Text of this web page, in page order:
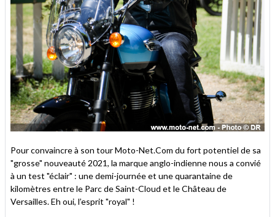
Pour convaincre à son tour Moto-Net.Com du fort potentiel de sa
"grosse" nouveauté 2021, la marque anglo-indienne nous a convié
à un test "éclair" : une demi-journée et une quarantaine de
kilomètres entre le Parc de Saint-Cloud et le Château de
Versailles. Eh oui, l’esprit "royal" !